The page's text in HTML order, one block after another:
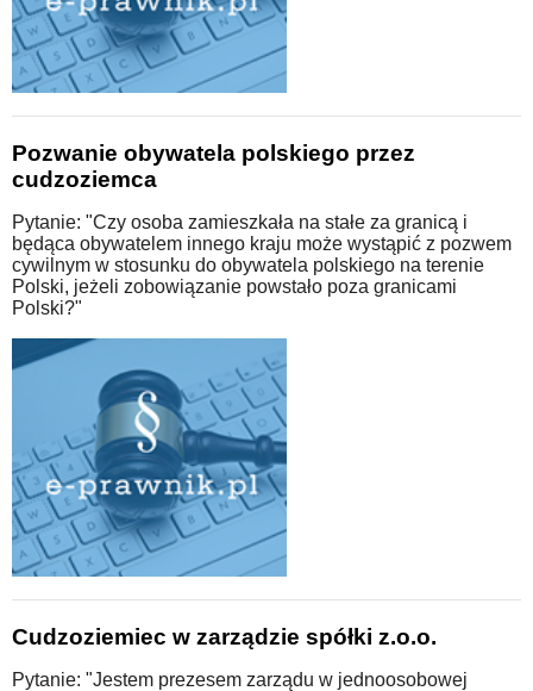
Pozwanie obywatela polskiego przez
cudzoziemca
Pytanie: "Czy osoba zamieszkała na stałe za granicą i
będąca obywatelem innego kraju może wystąpić z pozwem
cywilnym w stosunku do obywatela polskiego na terenie
Polski, jeżeli zobowiązanie powstało poza granicami
Polski?"
Cudzoziemiec w zarządzie spółki z.o.o.
Pytanie: "Jestem prezesem zarządu w jednoosobowej